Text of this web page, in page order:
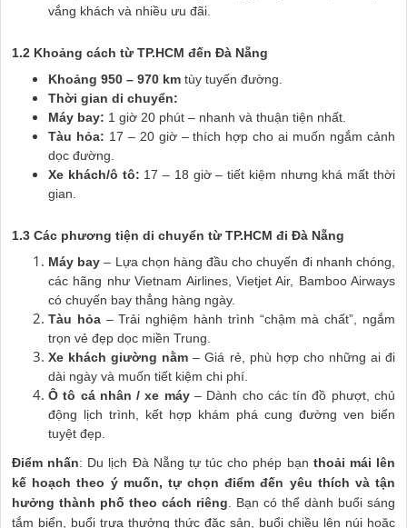
vắng khách và nhiều ưu đãi.
1.2 Khoảng cách từ TP.HCM đến Đà Nẵng
Khoảng 950 – 970 km tùy tuyến đường.
Thời gian di chuyển:
Máy bay: 1 giờ 20 phút – nhanh và thuận tiện nhất.
Tàu hỏa: 17 – 20 giờ – thích hợp cho ai muốn ngắm cảnh
dọc đường.
Xe khách/ô tô: 17 – 18 giờ – tiết kiệm nhưng khá mất thời
gian.
1.3 Các phương tiện di chuyển từ TP.HCM đi Đà Nẵng
Máy bay – Lựa chọn hàng đầu cho chuyến đi nhanh chóng,
các hãng như Vietnam Airlines, Vietjet Air, Bamboo Airways
có chuyến bay thẳng hàng ngày.
Tàu hỏa– Trải nghiệm hành trình “chậm mà chất”, ngắm
trọn vẻ đẹp dọc miền Trung.
Xe khách giường nằm – Giá rẻ, phù hợp cho những ai đi
dài ngày và muốn tiết kiệm chi phí.
Ô tô cá nhân / xe máy– Dành cho các tín đồ phượt, chủ
động lịch trình, kết hợp khám phá cung đường ven biển
tuyệt đẹp.
Điểm nhấn: Du lịch Đà Nẵng tự túc cho phép bạn thoải mái lên
kế hoạch theo ý muốn, tự chọn điểm đến yêu thích và tận
hưởng thành phố theo cách riêng . Bạn có thể dành buổi sáng
tắm biển, buổi trưa thưởng thức đặc sản, buổi chiều lên núi hoặc